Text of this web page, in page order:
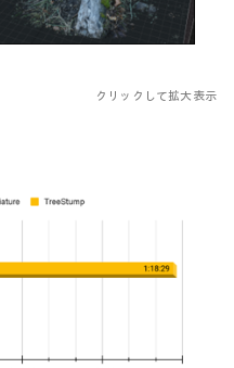
クリックして拡大表示